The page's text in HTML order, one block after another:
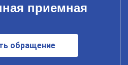
приемная
обращение